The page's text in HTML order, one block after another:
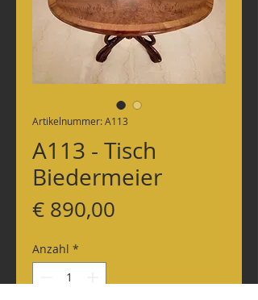
Artikelnummer: A113
A113 - Tisch
Biedermeier
€ 890,00
Anzahl *